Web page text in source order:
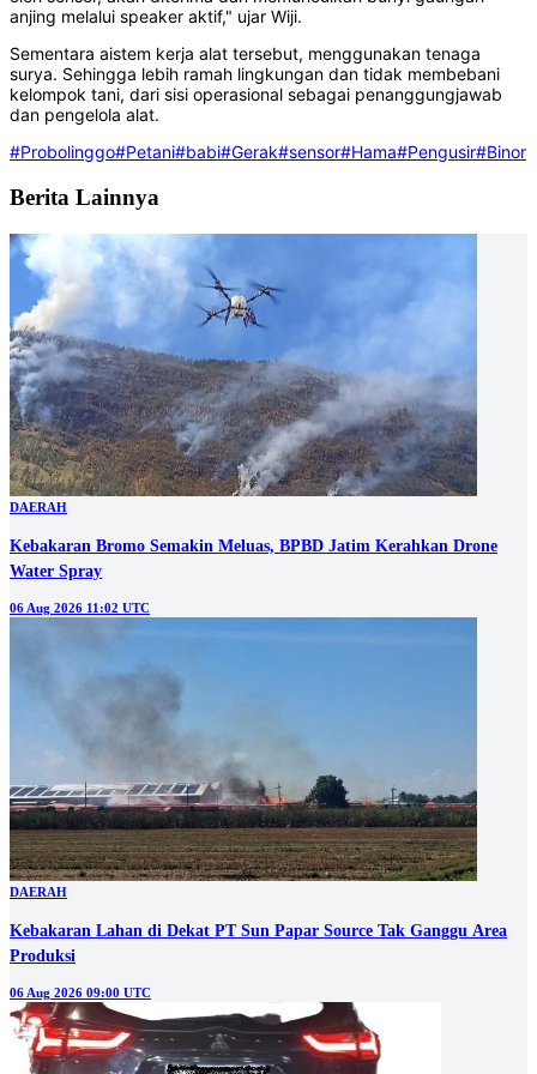
anjing melalui speaker aktif," ujar Wiji.
Sementara aistem kerja alat tersebut, menggunakan tenaga
surya. Sehingga lebih ramah lingkungan dan tidak membebani
kelompok tani, dari sisi operasional sebagai penanggungjawab
dan pengelola alat.
#Probolinggo#Petani#babi#Gerak#sensor#Hama#Pengusir#Binor
Berita Lainnya
DAERAH
Kebakaran Bromo Semakin Meluas, BPBD Jatim Kerahkan Drone
Water Spray
06 Aug 2026 11:02 UTC
DAERAH
Kebakaran Lahan di Dekat PT Sun Papar Source Tak Ganggu Area
Produksi
06 Aug 2026 09:00 UTC